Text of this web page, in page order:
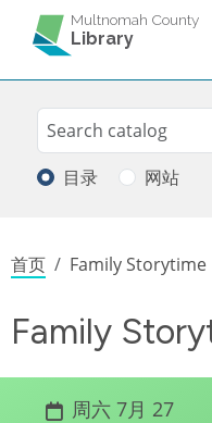
跳转到主要内容Multnomah County
Library
Search
搜索
目录 网站
面包屑
首页 Family Storytime
Family
周六 7月 27